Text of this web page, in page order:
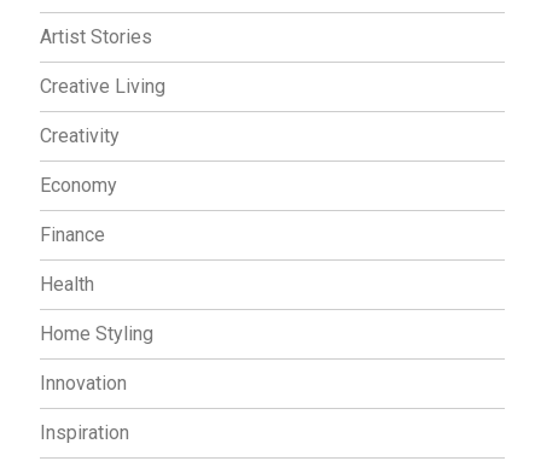
Artist Stories
Creative Living
Creativity
Economy
Finance
Health
Home Styling
Innovation
Inspiration